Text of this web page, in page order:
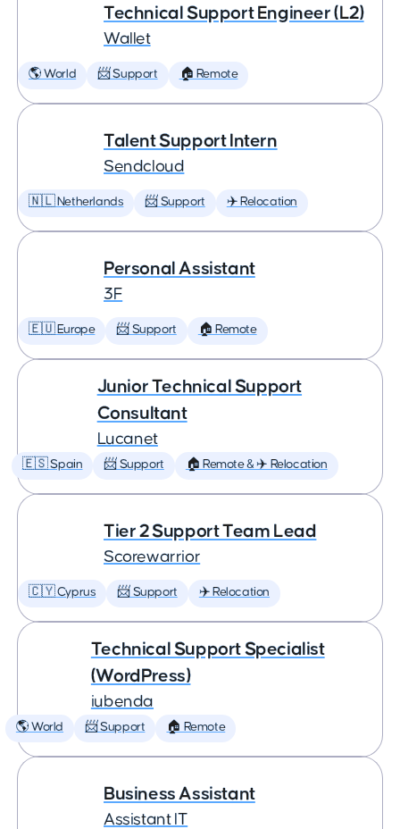
Technical Support Engineer (L2)
Wallet
🌎 World 📨 Support 🏠 Remote
Talent Support Intern
Sendcloud
🇳🇱 Netherlands 📨 Support ✈️ Relocation
Personal Assistant
3F
🇪🇺 Europe 📨 Support 🏠 Remote
Junior Technical Support
Consultant
Lucanet
🇪🇸 Spain 📨 Support 🏠 Remote & ✈️ Relocation
Tier 2 Support Team Lead
Scorewarrior
🇨🇾 Cyprus 📨 Support ✈️ Relocation
Technical Support Specialist
(WordPress)
iubenda
🌎 World 📨 Support 🏠 Remote
Business Assistant
Assistant IT